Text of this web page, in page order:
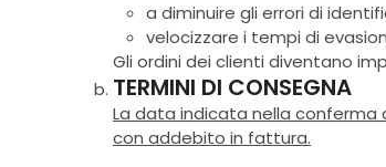
a diminuire gli errori di
velocizzare i tempi di
Gli ordini dei clienti diventano
TERMINI DI CONSEGNA
La data indicata nella conferma
con addebito in fattura.